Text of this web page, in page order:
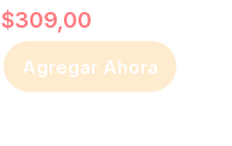
$309,00
Agregar Ahora